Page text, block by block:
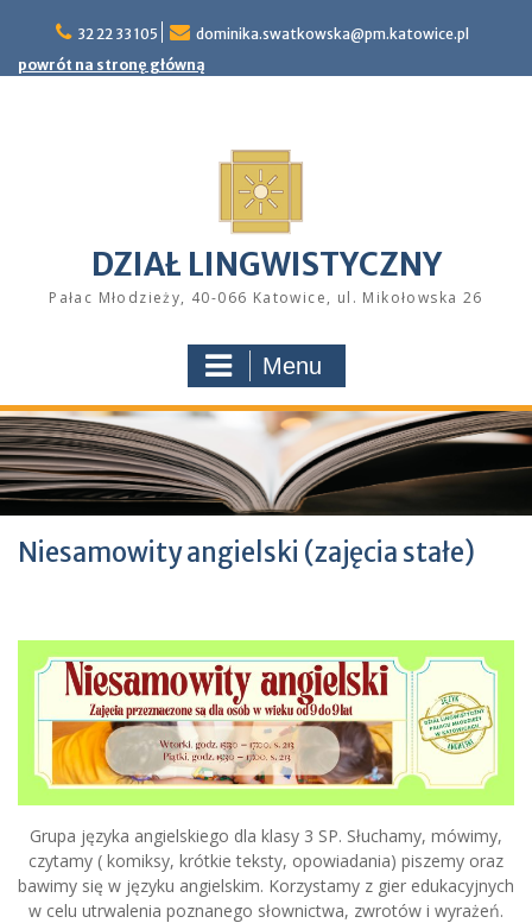
content
32 22 33 105
dominika.swatkowska@pm.katowice.pl
powrót na stronę główną
DZIAŁ LINGWISTYCZNY
Pałac Młodzieży, 40-066 Katowice, ul. Mikołowska 26
Menu
Niesamowity angielski (zajęcia stałe)
Grupa języka angielskiego dla klasy 3 SP. Słuchamy, mówimy,
czytamy ( komiksy, krótkie teksty, opowiadania) piszemy oraz
bawimy się w języku angielskim. Korzystamy z gier edukacyjnych
w celu utrwalenia poznanego słownictwa, zwrotów i wyrażeń.